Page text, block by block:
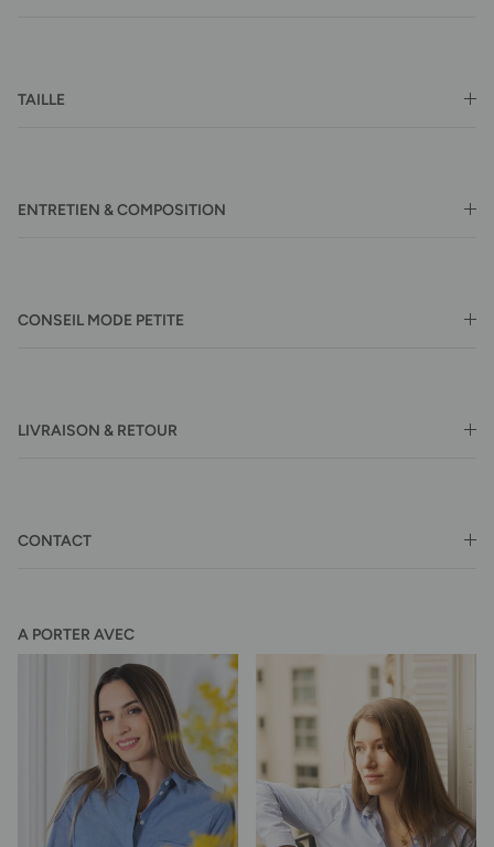
TAILLE
ENTRETIEN & COMPOSITION
CONSEIL MODE PETITE
LIVRAISON & RETOUR
CONTACT
A PORTER AVEC